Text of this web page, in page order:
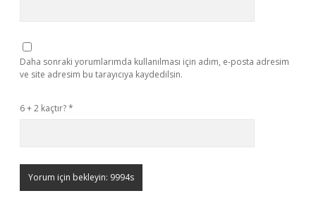
Daha sonraki yorumlarımda kullanılması için adım, e-posta adresim
ve site adresim bu tarayıcıya kaydedilsin.
6 + 2 kaçtır?*